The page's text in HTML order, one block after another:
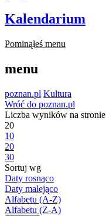
Kalendarium
Pominąłeś menu
menu
poznan.pl Kultura
Wróć do poznan.pl
Liczba wyników na stronie
20
10
20
30
Sortuj wg
Daty rosnąco
Daty malejąco
Alfabetu (A-Z)
Alfabetu (Z-A)